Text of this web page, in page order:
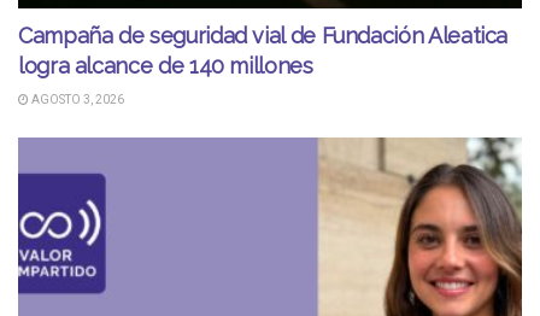
Campaña de seguridad vial de Fundación Aleatica
logra alcance de 140 millones
AGOSTO 3, 2026